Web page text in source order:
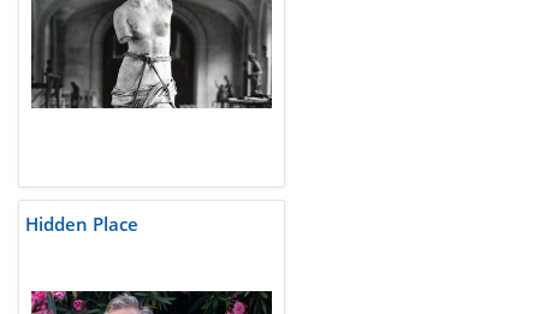
Hidden Place